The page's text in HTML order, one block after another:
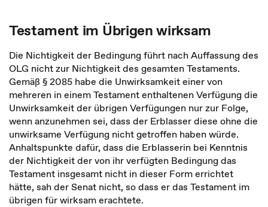
Testament im Übrigen wirksam
Die Nichtigkeit der Bedingung führt nach Auffassung des
OLG nicht zur Nichtigkeit des gesamten Testaments.
Gemäß § 2085 habe die Unwirksamkeit einer von
mehreren in einem Testament enthaltenen Verfügung die
Unwirksamkeit der übrigen Verfügungen nur zur Folge,
wenn anzunehmen sei, dass der Erblasser diese ohne die
unwirksame Verfügung nicht getroffen haben würde.
Anhaltspunkte dafür, dass die Erblasserin bei Kenntnis
der Nichtigkeit der von ihr verfügten Bedingung das
Testament insgesamt nicht in dieser Form errichtet
hätte, sah der Senat nicht, so dass er das Testament im
übrigen für wirksam erachtete.